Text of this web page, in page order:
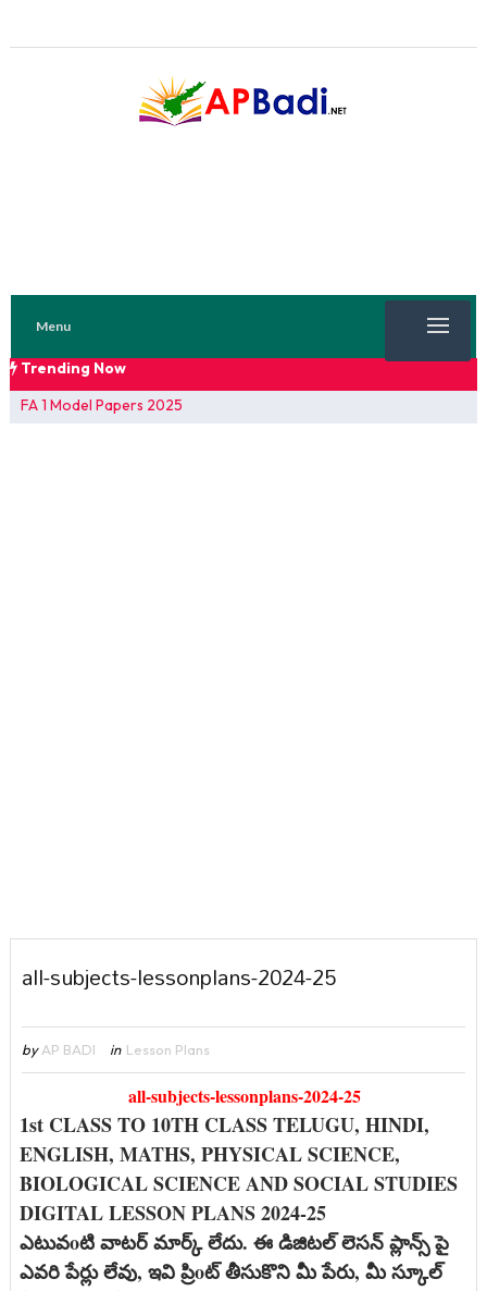
Menu
Trending Now
AP Teacher's Hand Books Reflections (Diaries)
all-subjects-lessonplans-2024-25
by AP BADI in Lesson Plans
all-subjects-lessonplans-2024-25
1st CLASS TO 10TH CLASS TELUGU, HINDI,
ENGLISH, MATHS, PHYSICAL SCIENCE,
BIOLOGICAL SCIENCE AND SOCIAL STUDIES
DIGITAL LESSON PLANS 2024-25
ఎటువoటి వాటర్ మార్క్ లేదు. ఈ డిజిటల్ లెసన్ ప్లాన్స్ పై
ఎవరి పేర్లు లేవు, ఇవి ప్రిoట్ తీసుకొని మీ పేరు, మీ స్కూల్